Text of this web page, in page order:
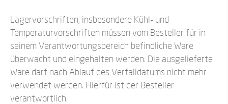
Lagervorschriften, insbesondere Kühl- und
Temperaturvorschriften müssen vom Besteller für in
seinem Verantwortungsbereich befindliche Ware
überwacht und eingehalten werden. Die ausgelieferte
Ware darf nach Ablauf des Verfalldatums nicht mehr
verwendet werden. Hierfür ist der Besteller
verantwortlich.